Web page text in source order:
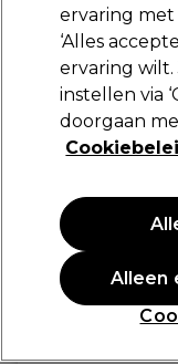
Minerals Of Eden
Minerals Of
Wash 500ml
(0
PROMOTIE
ervaring met
‘Alles
ervaring
instellen via
doorgaan
Alleen